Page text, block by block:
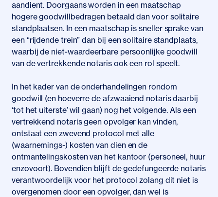
aandient. Doorgaans worden in een maatschap
hogere goodwillbedragen betaald dan voor solitaire
standplaatsen. In een maatschap is sneller sprake van
een “rijdende trein” dan bij een solitaire standplaats,
waarbij de niet-waardeerbare persoonlijke goodwill
van de vertrekkende notaris ook een rol speelt.
In het kader van de onderhandelingen rondom
goodwill (en hoeverre de afzwaaiend notaris daarbij
‘tot het uiterste’ wil gaan) nog het volgende. Als een
vertrekkend notaris geen opvolger kan vinden,
ontstaat een zwevend protocol met alle
(waarnemings-) kosten van dien en de
ontmantelingskosten van het kantoor (personeel, huur
enzovoort). Bovendien blijft de gedefungeerde notaris
verantwoordelijk voor het protocol zolang dit niet is
overgenomen door een opvolger, dan wel is